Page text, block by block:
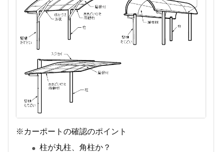
※カーポートの確認のポイント
柱が丸柱、角柱か？